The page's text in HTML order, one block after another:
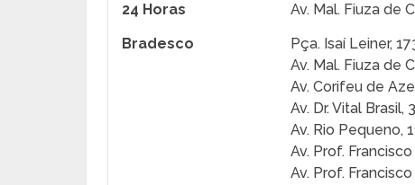
24 Horas
Av. Mal. Fiuza de
Bradesco
Pça. Isaí Leiner,
Av. Mal. Fiuza de
Av. Corifeu de
Av. Dr. Vital Brasil,
Av. Rio Pequeno,
Av. Prof.
Av. Prof.